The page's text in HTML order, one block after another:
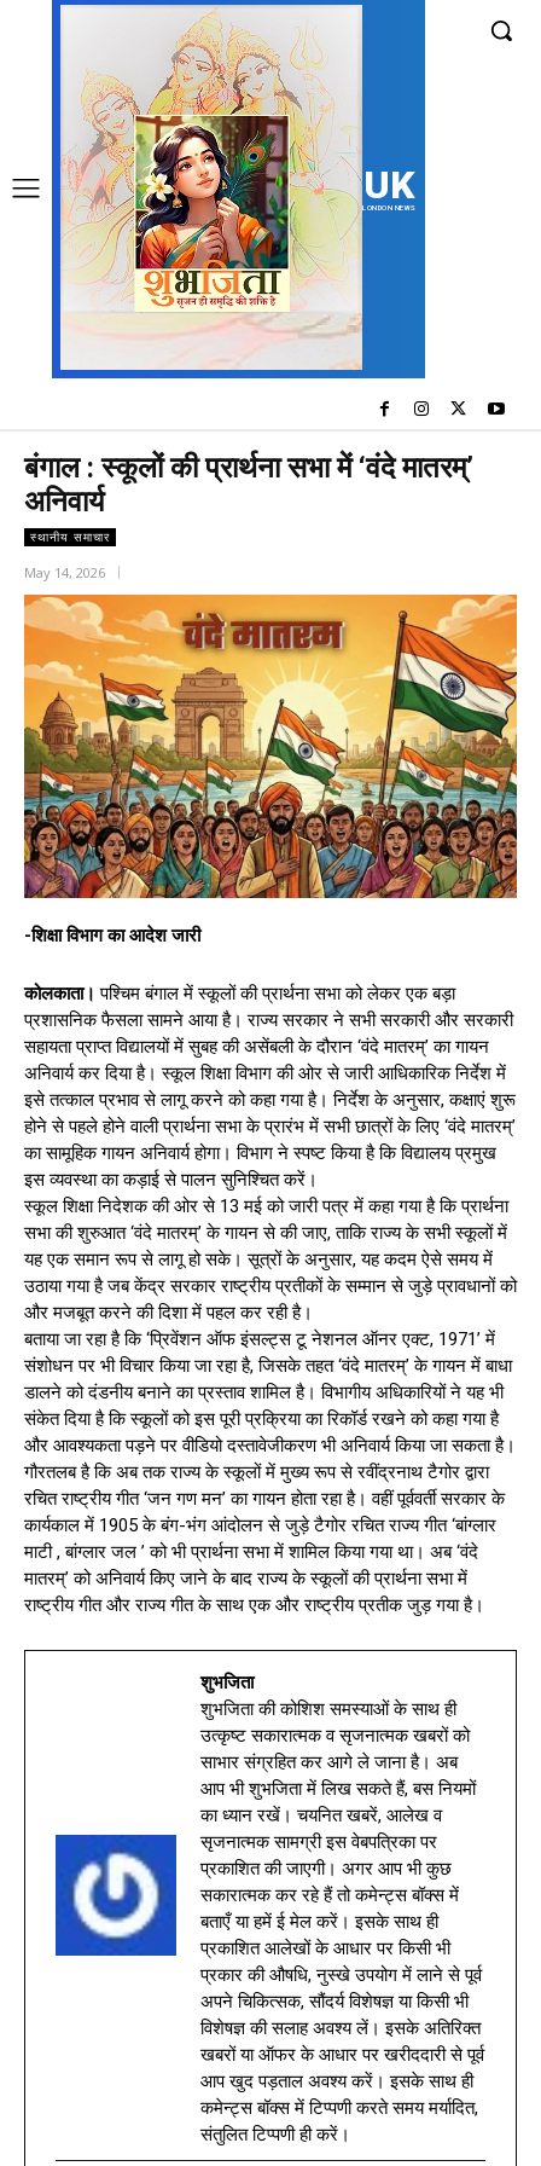
UK
LONDON NEWS
बंगाल : स्कूलों की प्रार्थना सभा में ‘वंदे मातरम्’
अनिवार्य
स्थानीय समाचार
May 14, 2026
-शिक्षा विभाग का आदेश जारी
कोलकाता। पश्चिम बंगाल में स्कूलों की प्रार्थना सभा को लेकर एक बड़ा
प्रशासनिक फैसला सामने आया है। राज्य सरकार ने सभी सरकारी और सरकारी
सहायता प्राप्त विद्यालयों में सुबह की असेंबली के दौरान ‘वंदे मातरम्’ का गायन
अनिवार्य कर दिया है। स्कूल शिक्षा विभाग की ओर से जारी आधिकारिक निर्देश में
इसे तत्काल प्रभाव से लागू करने को कहा गया है। निर्देश के अनुसार, कक्षाएं शुरू
होने से पहले होने वाली प्रार्थना सभा के प्रारंभ में सभी छात्रों के लिए ‘वंदे मातरम्’
का सामूहिक गायन अनिवार्य होगा। विभाग ने स्पष्ट किया है कि विद्यालय प्रमुख
इस व्यवस्था का कड़ाई से पालन सुनिश्चित करें।
स्कूल शिक्षा निदेशक की ओर से 13 मई को जारी पत्र में कहा गया है कि प्रार्थना
सभा की शुरुआत ‘वंदे मातरम्’ के गायन से की जाए, ताकि राज्य के सभी स्कूलों में
यह एक समान रूप से लागू हो सके। सूत्रों के अनुसार, यह कदम ऐसे समय में
उठाया गया है जब केंद्र सरकार राष्ट्रीय प्रतीकों के सम्मान से जुड़े प्रावधानों को
और मजबूत करने की दिशा में पहल कर रही है।
बताया जा रहा है कि ‘प्रिवेंशन ऑफ इंसल्ट्स टू नेशनल ऑनर एक्ट, 1971’ में
संशोधन पर भी विचार किया जा रहा है, जिसके तहत ‘वंदे मातरम्’ के गायन में बाधा
डालने को दंडनीय बनाने का प्रस्ताव शामिल है। विभागीय अधिकारियों ने यह भी
संकेत दिया है कि स्कूलों को इस पूरी प्रक्रिया का रिकॉर्ड रखने को कहा गया है
और आवश्यकता पड़ने पर वीडियो दस्तावेजीकरण भी अनिवार्य किया जा सकता है।
गौरतलब है कि अब तक राज्य के स्कूलों में मुख्य रूप से रवींद्रनाथ टैगोर द्वारा
रचित राष्ट्रीय गीत ‘जन गण मन’ का गायन होता रहा है। वहीं पूर्ववर्ती सरकार के
कार्यकाल में 1905 के बंग-भंग आंदोलन से जुड़े टैगोर रचित राज्य गीत ‘बांग्लार
माटी , बांग्लार जल ’ को भी प्रार्थना सभा में शामिल किया गया था। अब ‘वंदे
मातरम्’ को अनिवार्य किए जाने के बाद राज्य के स्कूलों की प्रार्थना सभा में
राष्ट्रीय गीत और राज्य गीत के साथ एक और राष्ट्रीय प्रतीक जुड़ गया है।
शुभजिता
शुभजिता की कोशिश समस्याओं के साथ ही
उत्कृष्ट सकारात्मक व सृजनात्मक खबरों को
साभार संग्रहित कर आगे ले जाना है। अब
आप भी शुभजिता में लिख सकते हैं, बस नियमों
का ध्यान रखें। चयनित खबरें, आलेख व
सृजनात्मक सामग्री इस वेबपत्रिका पर
प्रकाशित की जाएगी। अगर आप भी कुछ
सकारात्मक कर रहे हैं तो कमेन्ट्स बॉक्स में
बताएँ या हमें ई मेल करें। इसके साथ ही
प्रकाशित आलेखों के आधार पर किसी भी
प्रकार की औषधि, नुस्खे उपयोग में लाने से पूर्व
अपने चिकित्सक, सौंदर्य विशेषज्ञ या किसी भी
विशेषज्ञ की सलाह अवश्य लें। इसके अतिरिक्त
खबरों या ऑफर के आधार पर खरीददारी से पूर्व
आप खुद पड़ताल अवश्य करें। इसके साथ ही
कमेन्ट्स बॉक्स में टिप्पणी करते समय मर्यादित,
संतुलित टिप्पणी ही करें।